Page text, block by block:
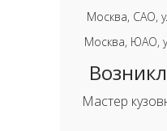
Москва, САО,
Москва, ЮАО,
Мастер